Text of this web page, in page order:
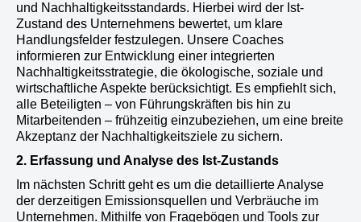
und Nachhaltigkeitsstandards. Hierbei wird der Ist-
Zustand des Unternehmens bewertet, um klare
Handlungsfelder festzulegen. Unsere Coaches
informieren zur Entwicklung einer integrierten
Nachhaltigkeitsstrategie, die ökologische, soziale und
wirtschaftliche Aspekte berücksichtigt. Es empfiehlt sich,
alle Beteiligten – von Führungskräften bis hin zu
Mitarbeitenden – frühzeitig einzubeziehen, um eine breite
Akzeptanz der Nachhaltigkeitsziele zu sichern.
2. Erfassung und Analyse des Ist-Zustands
Im nächsten Schritt geht es um die detaillierte Analyse
der derzeitigen Emissionsquellen und Verbräuche im
Unternehmen. Mithilfe von Fragebögen und Tools zur